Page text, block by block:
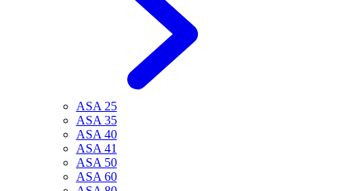
ASA 25
ASA 35
ASA 40
ASA 41
ASA 50
ASA 60